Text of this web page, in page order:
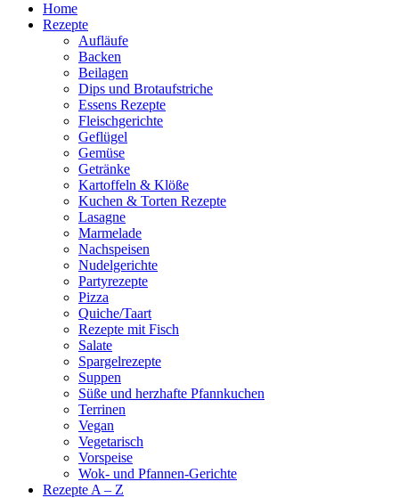
Home
Rezepte
Aufläufe
Backen
Beilagen
Dips und Brotaufstriche
Essens Rezepte
Fleischgerichte
Geflügel
Gemüse
Getränke
Kartoffeln & Klöße
Kuchen & Torten Rezepte
Lasagne
Marmelade
Nachspeisen
Nudelgerichte
Partyrezepte
Pizza
Quiche/Taart
Rezepte mit Fisch
Salate
Spargelrezepte
Suppen
Süße und herzhafte Pfannkuchen
Terrinen
Vegan
Vegetarisch
Vorspeise
Wok- und Pfannen-Gerichte
Rezepte A – Z